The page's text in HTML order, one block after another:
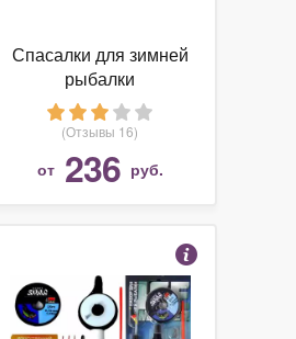
Спасалки для зимней
рыбалки
(Отзывы 16)
от 236 руб.